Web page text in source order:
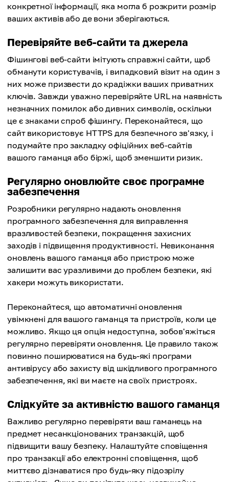
конкретної інформації, яка могла б розкрити розмір
ваших активів або де вони зберігаються.
Перевіряйте веб-сайти та джерела
Фішингові веб-сайти імітують справжні сайти, щоб
обманути користувачів, і випадковий візит на один з
них може призвести до крадіжки ваших приватних
ключів. Завжди уважно перевіряйте URL на наявність
незначних помилок або дивних символів, оскільки
це є знаками спроб фішингу. Переконайтеся, що
сайт використовує HTTPS для безпечного зв'язку, і
подумайте про закладку офіційних веб-сайтів
вашого гаманця або біржі, щоб зменшити ризик.
Регулярно оновлюйте своє програмне
забезпечення
Розробники регулярно надають оновлення
програмного забезпечення для виправлення
вразливостей безпеки, покращення захисних
заходів і підвищення продуктивності. Невиконання
оновлень вашого гаманця або пристрою може
залишити вас уразливими до проблем безпеки, які
хакери можуть використати.
Переконайтеся, що автоматичні оновлення
увімкнені для вашого гаманця та пристроїв, коли це
можливо. Якщо ця опція недоступна, зобов'яжіться
регулярно перевіряти оновлення. Це правило також
повинно поширюватися на будь-які програми
антивірусу або захисту від шкідливого програмного
забезпечення, які ви маєте на своїх пристроях.
Слідкуйте за активністю вашого гаманця
Важливо регулярно перевіряти ваш гаманець на
предмет несанкціонованих транзакцій, щоб
підвищити вашу безпеку. Налаштуйте сповіщення
про транзакції або електронні сповіщення, щоб
миттєво дізнаватися про будь-яку підозрілу